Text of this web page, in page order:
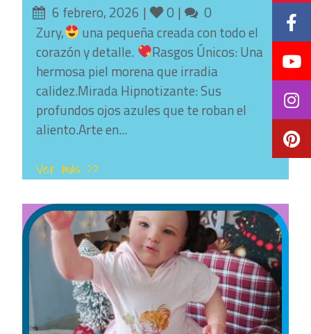
Posted
on
6 febrero, 2026 Likes
0 Comments
0
Zury,
una pequeña creada con todo el
corazón y detalle.
Rasgos Únicos: Una
hermosa piel morena que irradia
calidez.Mirada Hipnotizante: Sus
profundos ojos azules que te roban el
aliento.Arte en...
Ver más >>